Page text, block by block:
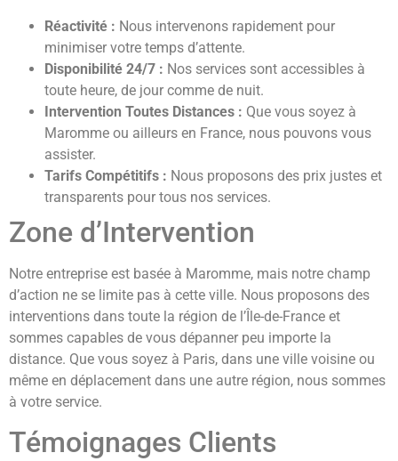
Réactivité : Nous intervenons rapidement pour
minimiser votre temps d’attente.
Disponibilité 24/7 : Nos services sont accessibles à
toute heure, de jour comme de nuit.
Intervention Toutes Distances : Que vous soyez à
Maromme ou ailleurs en France, nous pouvons vous
assister.
Tarifs Compétitifs : Nous proposons des prix justes et
transparents pour tous nos services.
Zone d’Intervention
Notre entreprise est basée à Maromme, mais notre champ
d’action ne se limite pas à cette ville. Nous proposons des
interventions dans toute la région de l’Île-de-France et
sommes capables de vous dépanner peu importe la
distance. Que vous soyez à Paris, dans une ville voisine ou
même en déplacement dans une autre région, nous sommes
à votre service.
Témoignages Clients